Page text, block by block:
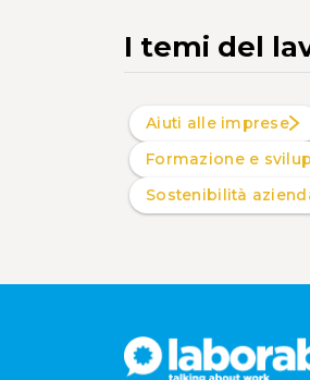
I temi del
Aiuti alle imprese
Formazione e
Sostenibilità